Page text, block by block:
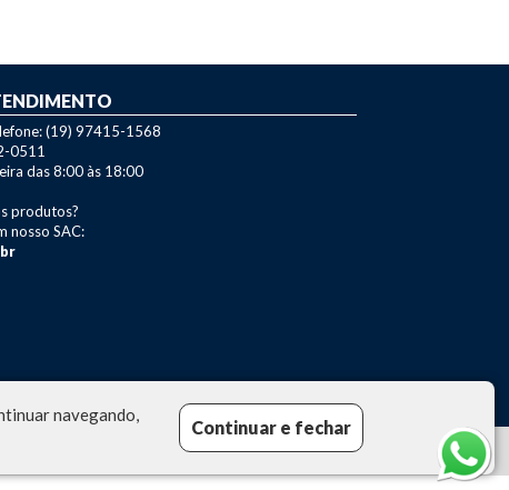
(19) 97415-1568
0511
das 8:00 às 18:00
produtos?
nosso SAC:
Powered byCG Shop
navegando,
Continuar e fechar